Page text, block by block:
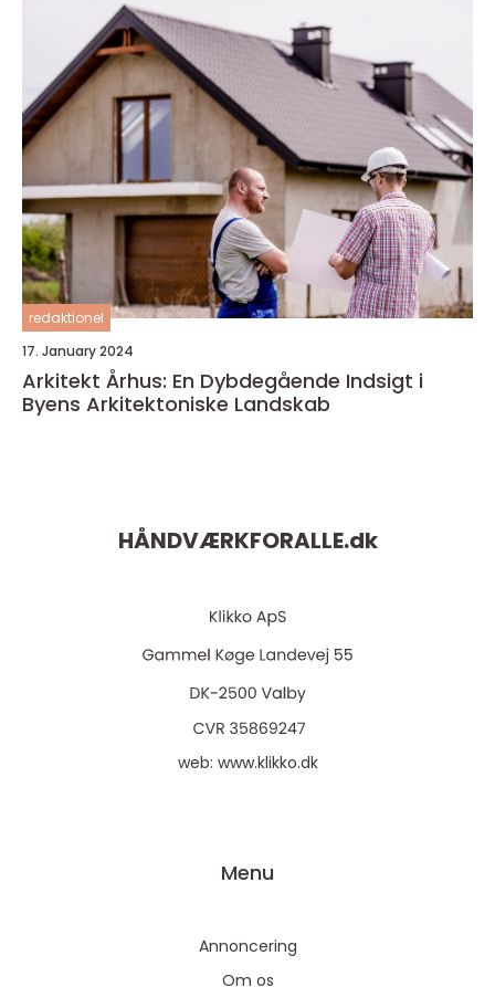
redaktionel
17. January 2024
Arkitekt Århus: En Dybdegående Indsigt i
Byens Arkitektoniske Landskab
HÅNDVÆRKFORALLE.dk
web: www.klikko.dk
Menu
Annoncering
Om os